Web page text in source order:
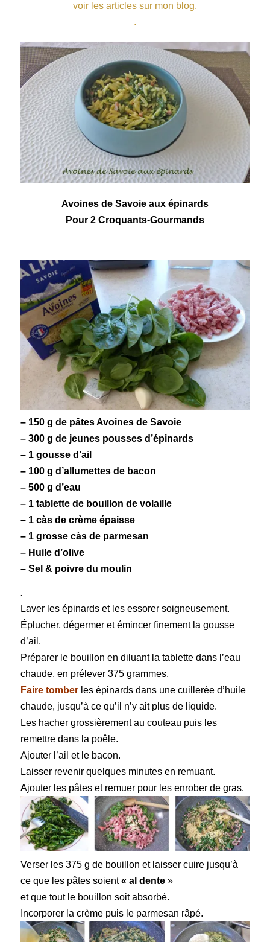
voir les articles sur mon blog.
.
Avoines de Savoie aux épinards
Pour 2 Croquants-Gourmands
– 150 g de pâtesAvoinesde Savoie
– 300 g de jeunes pousses d’épinards
– 1 gousse d’ail
– 100 g d’allumettes de bacon
– 500 g d’eau
– 1 tablette de bouillon de volaille
– 1 càs de crème épaisse
– 1 grosse càs de parmesan
– Huile d’olive
– Sel & poivre du moulin
.
Laver les épinards et les essorer soigneusement.
Éplucher, dégermer et émincer finement la gousse
d’ail.
Préparer le bouillon en diluant la tablette dans l’eau
chaude, en prélever 375 grammes.
Faire tomberles épinards dans une cuillerée d’huile
chaude, jusqu’à ce qu’il n’y ait plus de liquide.
Les hacher grossièrement au couteau puis les
remettre dans la poêle.
Ajouter l’ail et le bacon.
Laisser revenir quelques minutes en remuant.
Ajouter les pâtes et remuer pour les enrober de gras.
Verser les 375 g de bouillon et laisser cuire jusqu’à
ce que les pâtes soient« al dente»
et que tout le bouillon soit absorbé.
Incorporer la crème puis le parmesan râpé.